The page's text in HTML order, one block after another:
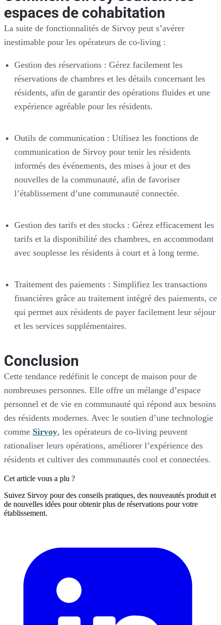
espaces de cohabitation
La suite de fonctionnalités de Sirvoy peut s’avérer
inestimable pour les opérateurs de co-living :
Gestion des réservations : Gérez facilement les
réservations de chambres et les détails concernant les
résidents, afin de garantir des opérations fluides et une
expérience agréable pour les résidents.
Outils de communication : Utilisez les fonctions de
communication de Sirvoy pour tenir les résidents
informés des événements, des mises à jour et des
nouvelles de la communauté, afin de favoriser
l’établissement d’une communauté connectée.
Gestion des tarifs et des stocks : Gérez efficacement les
tarifs et la disponibilité des chambres, en accommodant
avec souplesse les résidents à court et à long terme.
Traitement des paiements : Simplifiez les transactions
financières grâce au traitement intégré des paiements, ce
qui permet aux résidents de payer facilement leur séjour
et les services supplémentaires.
Conclusion
Cette tendance redéfinit le concept de maison pour de
nombreuses personnes. Elle offre un mélange d’espace
personnel et de vie en communauté qui répond aux besoins
des résidents modernes. Avec le soutien d’une technologie
comme Sirvoy, les opérateurs de co-living peuvent
rationaliser leurs opérations, améliorer l’expérience des
résidents et cultiver des communautés cool et connectées.
Cet article vous a plu ?
Suivez Sirvoy pour des conseils pratiques, des nouveautés produit et
de nouvelles idées pour obtenir plus de réservations pour votre
établissement.